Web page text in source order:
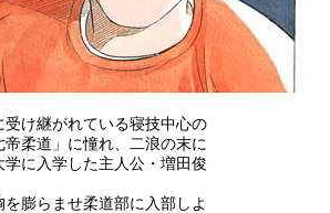
受け継がれている寝技中心の
帝柔道」に憧れ、二浪の末に
学に入学した主人公・増田俊
を膨らませ柔道部に入部しよ